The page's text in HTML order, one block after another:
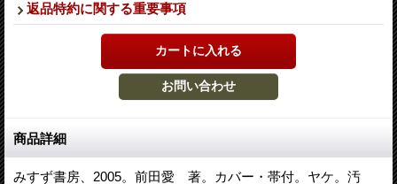
返品特約に関する重要事項
商品詳細
みすず書房、2005。前田愛 著。カバー・帯付。ヤケ。汚